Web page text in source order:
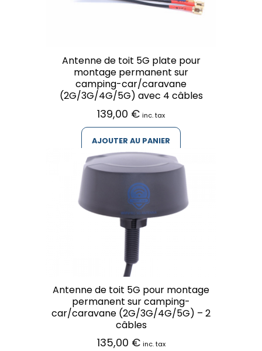
Antenne de toit 5G plate pour
montage permanent sur
camping-car/caravane
(2G/3G/4G/5G) avec 4 câbles
139,00 € inc. tax
AJOUTER AU PANIER
Antenne de toit 5G pour montage
permanent sur camping-
car/caravane (2G/3G/4G/5G) – 2
câbles
135,00 € inc. tax